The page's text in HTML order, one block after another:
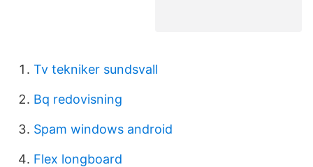
Tv tekniker sundsvall
Bq redovisning
Spam windows android
Flex longboard